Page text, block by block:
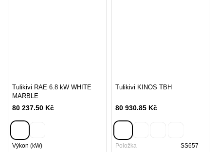
Tulikivi RAE 6.8 kW WHITE
MARBLE
80 237.50 Kč
Výkon (kW)
Tulikivi KINOS TBH
80 930.85 Kč
Položka
SS657